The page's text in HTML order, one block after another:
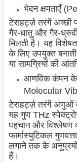
भेदन क्षमताएँ
टेराहर्ट्ज़ तरंगें अच्छी
गैर-धातु और गैर-
मिलती है। यह
के लिए उपयुक्त
या सामग्रियों की
आणविक कंपन के
Molecular
टेराहर्ट्ज़ तरंगें अणुओं
यह गुण THz
पहचान और विश्लेषण
फार्मास्युटिकल
लगाने तक के
हैं।